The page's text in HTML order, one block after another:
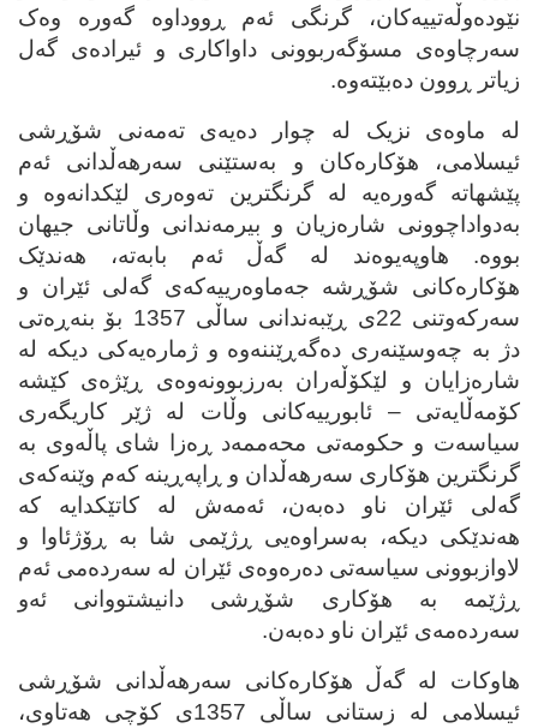
نێوده‌وڵه‌تییه‌کان، گرنگی ئه‌م ڕووداوه‌ گه‌وره‌ وه‌ک
سه‌رچاوه‌ی مسۆگه‌ربوونی داواکاری و ئیراده‌ی گه‌ل
زیاتر ڕوون ده‌بێته‌وه‌.
له‌ ماوه‌ی نزیک له‌ چوار ده‌یه‌ی ته‌مه‌نی شۆڕشی
ئیسلامی، هۆکاره‌کان و به‌ستێنی سه‌رهه‌ڵدانی ئه‌م
پێشهاته‌ گه‌وره‌یه‌ له‌ گرنگترین ته‌وه‌ری لێکدانه‌وه‌ و
به‌دواداچوونی شاره‌زیان و بیرمه‌ندانی وڵاتانی جیهان
بووه‌. هاوپه‌یوه‌ند له‌ گه‌ڵ ئه‌م بابه‌ته‌، هه‌ندێک
هۆکاره‌کانی شۆڕشه‌ جه‌ماوه‌رییه‌که‌ی گه‌لی ئێران و
سه‌رکه‌وتنی 22ی ڕێبه‌ندانی ساڵی 1357 بۆ بنه‌ڕه‌تی
دژ به‌ چه‌وسێنه‌ری ده‌گه‌ڕێننه‌وه‌ و ژماره‌یه‌کی دیکه‌ له‌
شاره‌زایان و لێکۆڵه‌ران به‌رزبوونه‌وه‌ی ڕێژه‌ی کێشه‌
کۆمه‌ڵایه‌تی – ئابورییه‌کانی وڵات له‌ ژێر کاریگه‌ری
سیاسه‌ت و حکومه‌تی محه‌ممه‌د ڕه‌زا شای پاڵه‌وی به‌
گرنگترین هۆکاری سه‌رهه‌ڵدان و ڕاپه‌ڕینه‌ که‌م وێنه‌که‌ی
گه‌لی ئێران ناو ده‌به‌ن، ئه‌مه‌ش له‌ کاتێکدایه‌ که‌
هه‌ندێکی دیکه‌، به‌سراوه‌یی ڕژێمی شا به‌ ڕۆژئاوا و
لاوازبوونی سیاسه‌تی ده‌ره‌وه‌ی ئێران له‌ سه‌رده‌می ئه‌م
ڕژێمه‌ به‌ هۆکاری شۆڕشی دانیشتووانی ئه‌و
سه‌رده‌مه‌ی ئێران ناو ده‌به‌ن.
هاوکات له‌ گه‌ڵ هۆکاره‌کانی سه‌رهه‌ڵدانی شۆڕشی
ئیسلامی له‌ زستانی ساڵی 1357ی کۆچی هه‌تاوی،